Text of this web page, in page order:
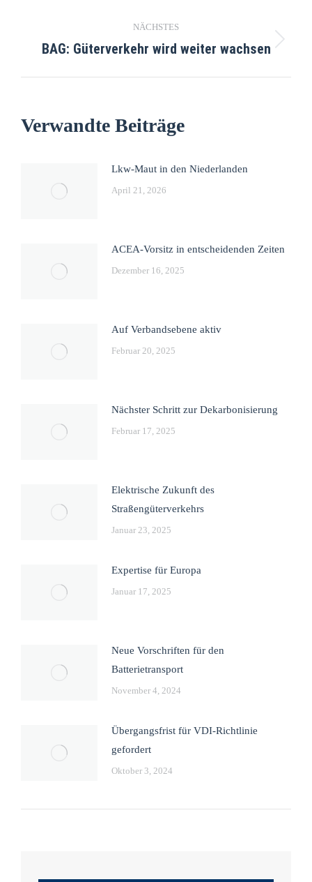
NÄCHSTES
BAG: Güterverkehr wird weiter wachsen
Verwandte Beiträge
Lkw-Maut in den Niederlanden
April 21, 2026
ACEA-Vorsitz in entscheidenden Zeiten
Dezember 16, 2025
Auf Verbandsebene aktiv
Februar 20, 2025
Nächster Schritt zur Dekarbonisierung
Februar 17, 2025
Elektrische Zukunft des
Straßengüterverkehrs
Januar 23, 2025
Expertise für Europa
Januar 17, 2025
Neue Vorschriften für den
Batterietransport
November 4, 2024
Übergangsfrist für VDI-Richtlinie
gefordert
Oktober 3, 2024